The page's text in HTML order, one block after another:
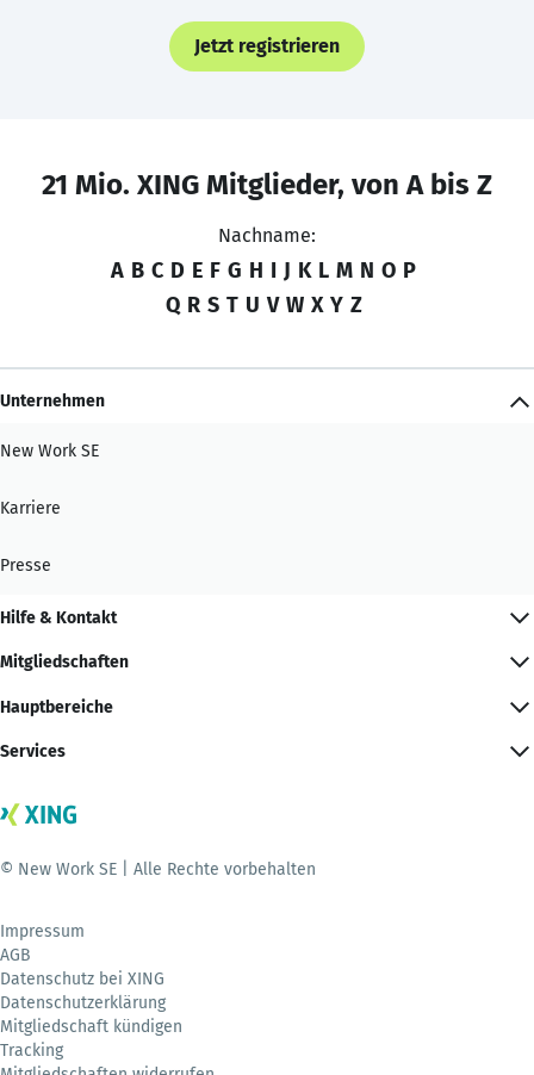
Jetzt registrieren
21 Mio. XING Mitglieder, von A bis Z
Nachname:
A B C D E F G H I J K L M N O P
Q R S T U V W X Y Z
Unternehmen
New Work SE
Karriere
Presse
Hilfe & Kontakt
Mitgliedschaften
Hauptbereiche
Services
© New Work SE | Alle Rechte vorbehalten
Impressum
AGB
Datenschutz bei XING
Datenschutzerklärung
Mitgliedschaft kündigen
Tracking